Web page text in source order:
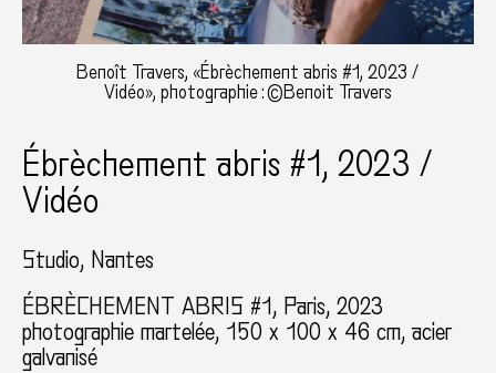
Benoît Travers, «Ébrèchement abris #1, 2023 /
Vidéo», photographie : ©Benoit Travers
Ébrèchement abris #1, 2023 /
Vidéo
Studio, Nantes
ÉBRÈCHEMENT ABRIS #1, Paris, 2023
photographie martelée, 150 x 100 x 46 cm, acier
galvanisé